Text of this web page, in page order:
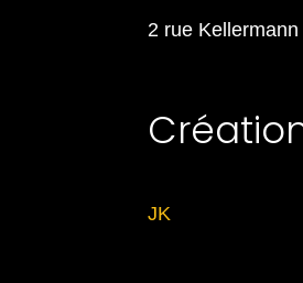
2 rue
JK